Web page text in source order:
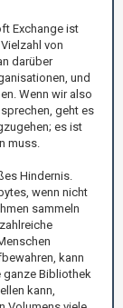
Exchange ist
von
darüber
und
Wenn wir also
geht es
es ist
muss.
Hindernis.
wenn nicht
sammeln
kann
ganze Bibliothek
kann,